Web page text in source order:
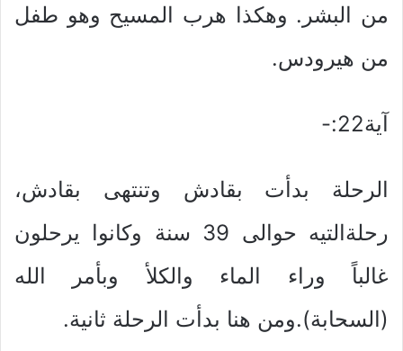
من البشر. وهكذا هرب المسيح وهو طفل
من هيرودس.
آية22:-
الرحلة بدأت بقادش وتنتهى بقادش،
رحلةالتيه حوالى 39 سنة وكانوا يرحلون
غالباً وراء الماء والكلأ وبأمر الله
(السحابة).ومن هنا بدأت الرحلة ثانية.